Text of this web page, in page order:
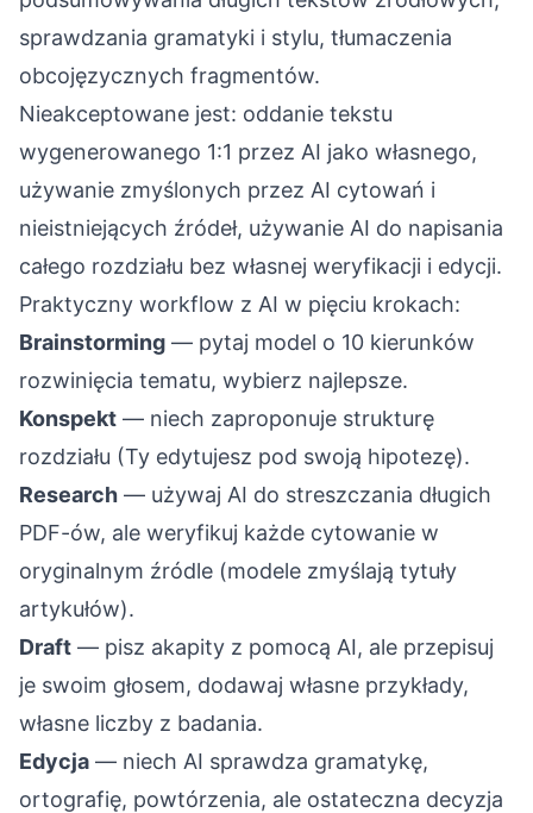
sprawdzania gramatyki i stylu, tłumaczenia
obcojęzycznych fragmentów.
Nieakceptowane jest: oddanie tekstu
wygenerowanego 1:1 przez AI jako własnego,
używanie zmyślonych przez AI cytowań i
nieistniejących źródeł, używanie AI do napisania
całego rozdziału bez własnej weryfikacji i edycji.
Praktyczny workflow z AI w pięciu krokach:
Brainstorming — pytaj model o 10 kierunków
rozwinięcia tematu, wybierz najlepsze.
Konspekt — niech zaproponuje strukturę
rozdziału (Ty edytujesz pod swoją hipotezę).
Research — używaj AI do streszczania długich
PDF-ów, ale weryfikuj każde cytowanie w
oryginalnym źródle (modele zmyślają tytuły
artykułów).
Draft — pisz akapity z pomocą AI, ale przepisuj
je swoim głosem, dodawaj własne przykłady,
własne liczby z badania.
Edycja — niech AI sprawdza gramatykę,
ortografię, powtórzenia, ale ostateczna decyzja